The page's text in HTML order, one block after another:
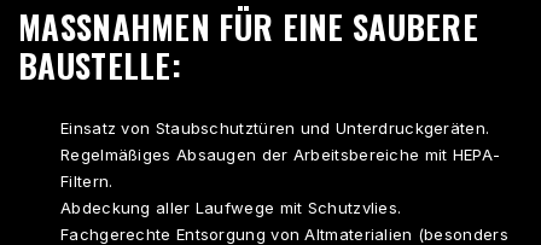
MASSNAHMEN FÜR EINE SAUBERE B
AUSTELLE:
Einsatz von Staubschutztüren und Unterdruckgeräten.
Regelmäßiges Absaugen der Arbeitsbereiche mit HEPA-
Filtern.
Abdeckung aller Laufwege mit Schutzvlies.
Fachgerechte Entsorgung von Altmaterialien (besonders